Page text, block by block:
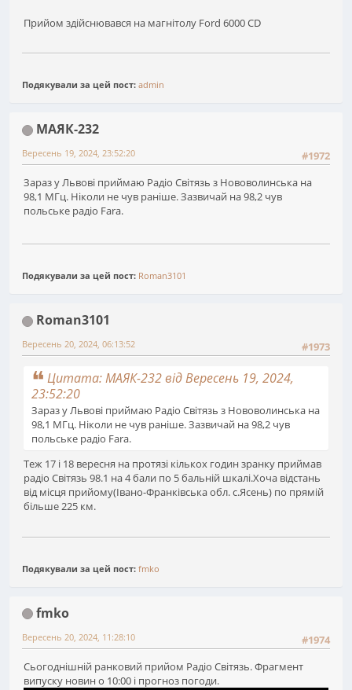
Прийом здійснювався на магнітолу Ford 6000 CD
Подякували за цей пост: admin
МАЯК-232
#1972
Вересень 19, 2024, 23:52:20
Зараз у Львові приймаю Радіо Світязь з Нововолинська на
98,1 МГц. Ніколи не чув раніше. Зазвичай на 98,2 чув
польське радіо Fara.
Подякували за цей пост: Roman3101
Roman3101
#1973
Вересень 20, 2024, 06:13:52
Цитата: МАЯК-232 від Вересень 19, 2024,
23:52:20
Зараз у Львові приймаю Радіо Світязь з Нововолинська на
98,1 МГц. Ніколи не чув раніше. Зазвичай на 98,2 чув
польське радіо Fara.
Теж 17 і 18 вересня на протязі кількох годин зранку приймав
радіо Світязь 98.1 на 4 бали по 5 бальній шкалі.Хоча відстань
від місця прийому(Івано-Франківська обл. с.Ясень) по прямій
більше 225 км.
Подякували за цей пост: fmko
fmko
#1974
Вересень 20, 2024, 11:28:10
Сьогоднішній ранковий прийом Радіо Світязь. Фрагмент
випуску новин о 10:00 і прогноз погоди.